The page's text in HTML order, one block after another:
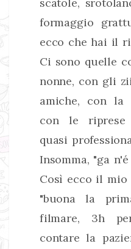
formaggio
ecco che hai il
Ci sono quelle
nonne, con gli
amiche, con la
con le
quasi
Insomma, "ga
Così ecco il
"buona la
filmare, 3h
contare la